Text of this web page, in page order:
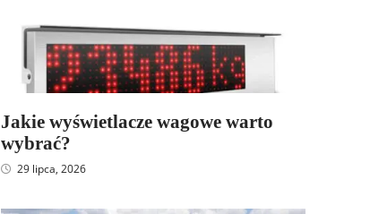
Jakie wyświetlacze wagowe warto
wybrać?
29 lipca, 2026